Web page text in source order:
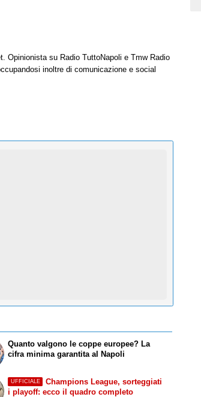
Opinionista su Radio TuttoNapoli e Tmw Radio
inoltre di comunicazione e social
Quanto valgono le coppe europee? La
cifra minima garantita al Napoli
UFFICIALE
Champions League, sorteggiati
i playoff: ecco il quadro completo